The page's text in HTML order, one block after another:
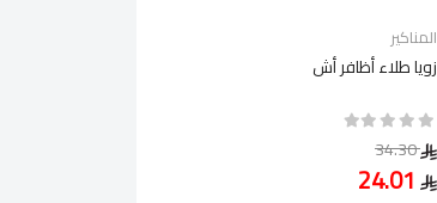
المناكير
زويا طلاء أظافر أش
34.30
24.01